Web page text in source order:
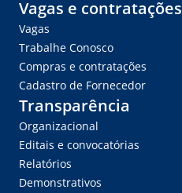
Vagas e contratações
Vagas
Trabalhe Conosco
Compras e contratações
Cadastro de Fornecedor
Transparência
Organizacional
Editais e convocatórias
Relatórios
Demonstrativos